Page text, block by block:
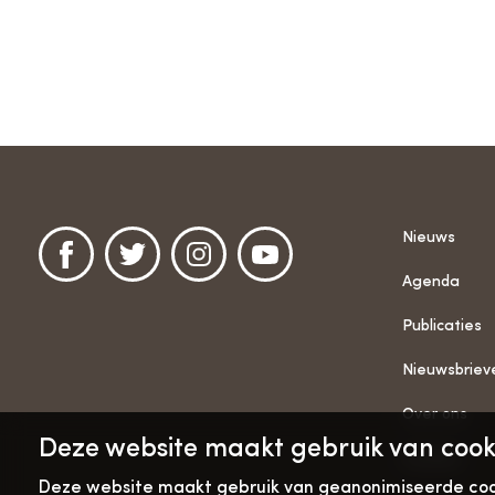
Deze website maakt gebruik van
Deze website maakt gebruik van geanonimiseerde
Nieuws
Agenda
Publicaties
Over ons
Contact